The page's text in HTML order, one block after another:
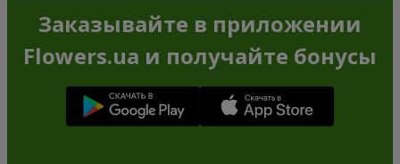
Заказывайте в приложении
Flowers.ua и получайте бонусы